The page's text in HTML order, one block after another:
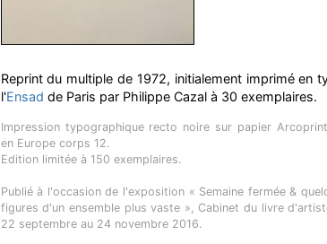
Reprint du multiple de 1972, initialement imprimé en
l'Ensad de Paris par Philippe Cazal à 30 exemplaires.
Impression typographique recto noire sur papier
en Europe corps 12.
Edition limitée à 150 exemplaires.
Publié à l'occasion de l'exposition « Semaine fermée &
figures d'un ensemble plus vaste », Cabinet du livre
22 septembre au 24 novembre 2016.